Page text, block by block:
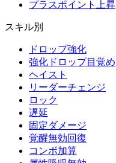
プラスポイント上昇
スキル別
ドロップ強化
強化ドロップ目覚め
ヘイスト
リーダーチェンジ
ロック
遅延
固定ダメージ
覚醒無効回復
コンボ加算